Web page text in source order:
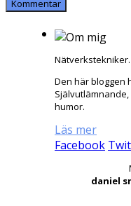
Den här bloggen
humor.
Läs mer
Facebook
daniel